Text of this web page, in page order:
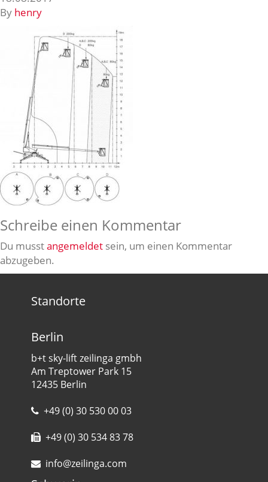
By henry
Schreibe einen Kommentar
Du musstangemeldet sein, um einen Kommentar
abzugeben.
Standorte
Berlin
b+t sky-lift zeilinga gmbh
Am Treptower Park 15
12435 Berlin
+49 (0) 30 530 00 03
+49 (0) 30 534 83 78
info@zeilinga.com